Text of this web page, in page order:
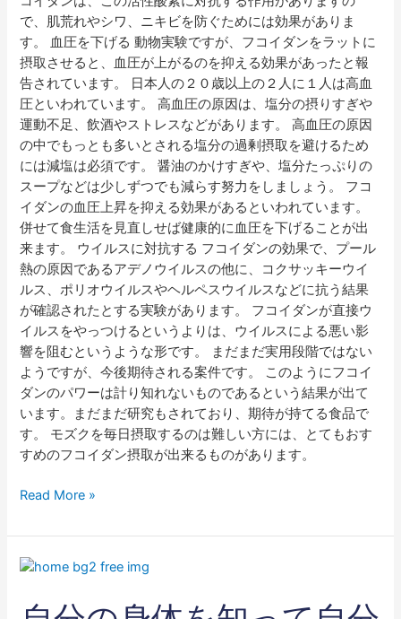
で、肌荒れやシワ、ニキビを防ぐためには効果がありま
す。 血圧を下げる 動物実験ですが、フコイダンをラットに
摂取させると、血圧が上がるのを抑える効果があったと報
告されています。 日本人の２０歳以上の２人に１人は高血
圧といわれています。 高血圧の原因は、塩分の摂りすぎや
運動不足、飲酒やストレスなどがあります。 高血圧の原因
の中でもっとも多いとされる塩分の過剰摂取を避けるため
には減塩は必須です。 醤油のかけすぎや、塩分たっぷりの
スープなどは少しずつでも減らす努力をしましょう。 フコ
イダンの血圧上昇を抑える効果があるといわれています。
併せて食生活を見直しせば健康的に血圧を下げることが出
来ます。 ウイルスに対抗する フコイダンの効果で、プール
熱の原因であるアデノウイルスの他に、コクサッキーウイ
ルス、ポリオウイルスやヘルペスウイルスなどに抗う結果
が確認されたとする実験があります。 フコイダンが直接ウ
イルスをやっつけるというよりは、ウイルスによる悪い影
響を阻むというような形です。 まだまだ実用段階ではない
ようですが、今後期待される案件です。 このようにフコイ
ダンのパワーは計り知れないものであるという結果が出て
います。まだまだ研究もされており、期待が持てる食品で
す。 モズクを毎日摂取するのは難しい方には、とてもおす
すめのフコイダン摂取が出来るものがあります。
Read More »
自
の